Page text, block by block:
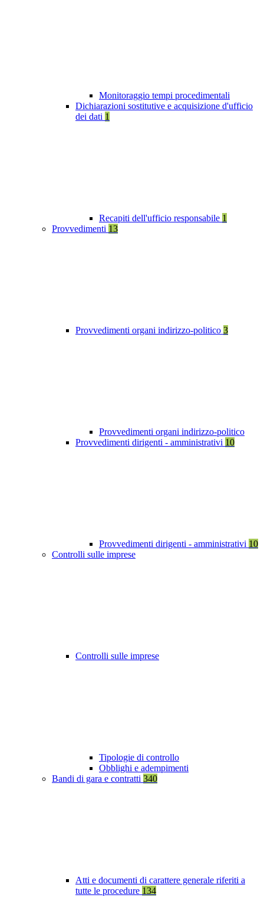
Monitoraggio tempi procedimentali
Dichiarazioni sostitutive e acquisizione d'ufficio
dei dati 1
Recapiti dell'ufficio responsabile 1
Provvedimenti 13
Provvedimenti organi indirizzo-politico 3
Provvedimenti organi indirizzo-politico
Provvedimenti dirigenti - amministrativi 10
Provvedimenti dirigenti - amministrativi 10
Controlli sulle imprese
Controlli sulle imprese
Tipologie di controllo
Obblighi e adempimenti
Bandi di gara e contratti 340
Atti e documenti di carattere generale riferiti a
tutte le procedure 134